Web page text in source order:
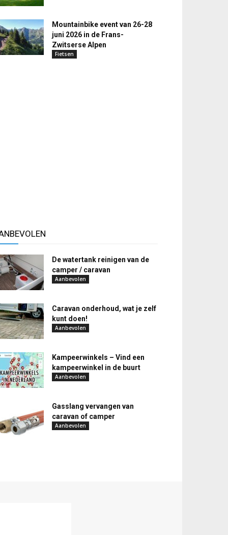
Mountainbike event van 26-28
juni 2026 in de Frans-
Zwitserse Alpen
Fietsen
De watertank reinigen van de
camper / caravan
Aanbevolen
Caravan onderhoud, wat je zelf
kunt doen!
Aanbevolen
Kampeerwinkels – Vind een
kampeerwinkel in de buurt
Aanbevolen
Gasslang vervangen van
caravan of camper
Aanbevolen